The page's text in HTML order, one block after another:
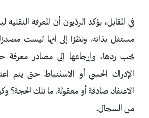
في المقابل، يؤكد الردّيون أن المعرفة
مستقل بذاته. ونظرًا إلى أنها ليست
يجب ردها، وإرجاعها إلى مصادر معرفة
الإدراك الحسي أو الاستنباط حتى يتم
الاعتقاد صادقة أو معقولة. ما تلك
من السجال.